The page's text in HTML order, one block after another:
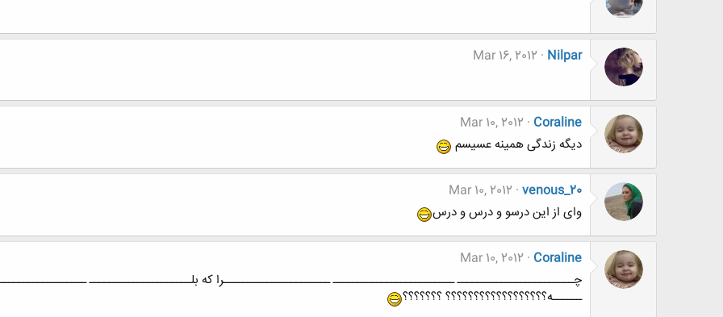
Nilpar
Mar 16, 2012
Coraline
Mar 10, 2012
دیگه زندگی همینه عسیسم
venous_20
Mar 10, 2012
وای از این درسو و درس و درس
Coraline
Mar 10, 2012
چــــــــــــــــــــــــ ـــــــــــــــــــــــــ ــــــــــــــــــــــرا که بلـــــــــــــــــــــ
ــــــه؟؟؟؟؟؟؟؟؟؟؟؟؟؟؟؟؟؟ ؟؟؟؟؟؟؟